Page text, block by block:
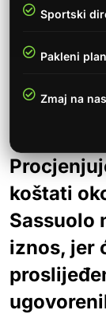
Sportski
Pakleni
Zmaj na
koštati
Sassuolo
iznos, jer